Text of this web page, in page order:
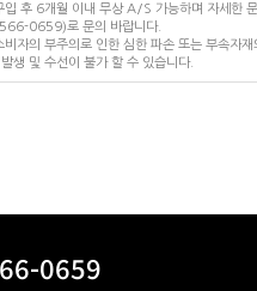
입 후 6개월 이내 무상 A/S 가능하며 자세한
0659)로 문의 바랍니다.
비자의 부주의로 인한 심한 파손 또는 부속자
생 및 수선이 불가 할 수 있습니다.
0659